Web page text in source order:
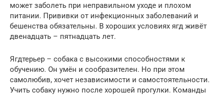
может заболеть при неправильном уходе и плохом
питании. Прививки от инфекционных заболеваний и
бешенства обязательны. В хороших условиях ягд живёт
двенадцать – пятнадцать лет.
Ягдтерьер – собака с высокими способностями к
обучению. Он умён и сообразителен. Но при этом
самолюбив, хочет независимости и самостоятельности.
Учить собаку нужно после хорошей прогулки. Команды